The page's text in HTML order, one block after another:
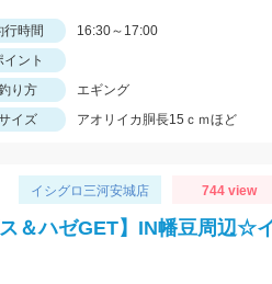
行時間
16:30～17:00
イント
り方
エギング
イズ アオリイカ胴長15ｃｍほど
イシグロ三河安城店 744 view
＆ハゼGET】IN幡豆周辺☆